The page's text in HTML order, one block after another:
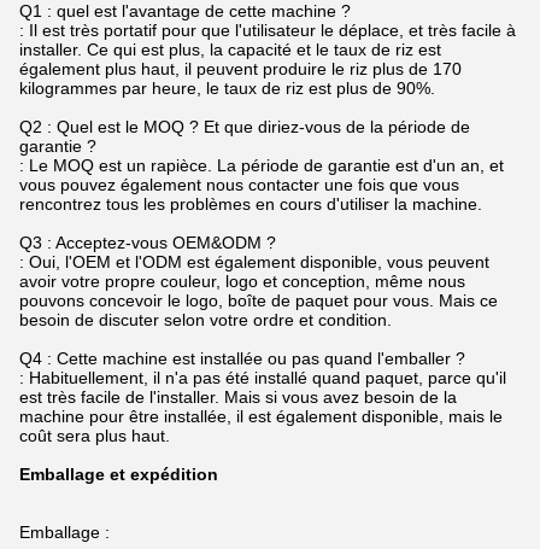
Q1 : quel est l'avantage de cette machine ?
: Il est très portatif pour que l'utilisateur le déplace, et très facile à
installer. Ce qui est plus, la capacité et le taux de riz est
également plus haut, il peuvent produire le riz plus de 170
kilogrammes par heure, le taux de riz est plus de 90%.
Q2 : Quel est le MOQ ? Et que diriez-vous de la période de
garantie ?
: Le MOQ est un rapièce. La période de garantie est d'un an, et
vous pouvez également nous contacter une fois que vous
rencontrez tous les problèmes en cours d'utiliser la machine.
Q3 : Acceptez-vous OEM&ODM ?
: Oui, l'OEM et l'ODM est également disponible, vous peuvent
avoir votre propre couleur, logo et conception, même nous
pouvons concevoir le logo, boîte de paquet pour vous. Mais ce
besoin de discuter selon votre ordre et condition.
Q4 : Cette machine est installée ou pas quand l'emballer ?
: Habituellement, il n'a pas été installé quand paquet, parce qu'il
est très facile de l'installer. Mais si vous avez besoin de la
machine pour être installée, il est également disponible, mais le
coût sera plus haut.
Emballage et expédition
Emballage :